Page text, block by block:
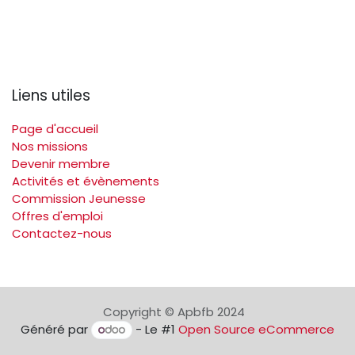
Liens utiles
Page d'accueil
Nos missions
Devenir membre
Activités et évènements
Commission Jeunesse
Offres d'emploi
Contactez-nous
Copyright © Apbfb 2024
Généré par
- Le #1 Open Source eCommerce